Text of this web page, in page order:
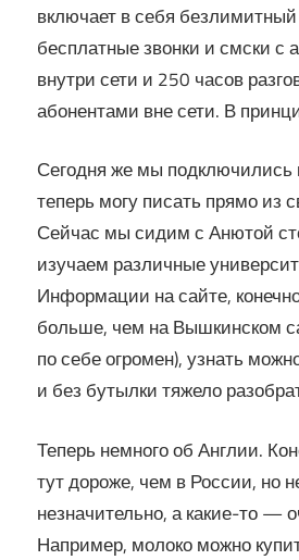
включает в себя безлимитный
бесплатные звонки и смски с
внутри сети и 250 часов
абонентами вне сети. В
Сегодня же мы подключились
теперь могу писать прямо из
Сейчас мы сидим с Анютой
изучаем различные
Информации на сайте,
больше, чем на Вышкинском
по себе огромен), узнать
и без бутылки тяжело
Теперь немного об Англии.
тут дороже, чем в России, но
незначительно, а какие-то —
Например, молоко можно